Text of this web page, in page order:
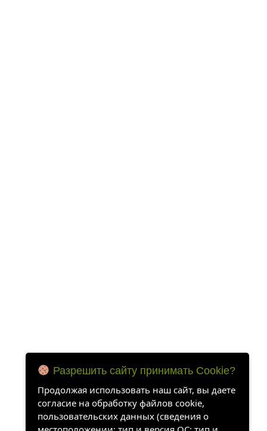
Разрешить сайту принимать Cookie?
Продолжая использовать наш сайт, вы даете
согласие на обработку файлов cookie,
пользовательских данных (сведения о